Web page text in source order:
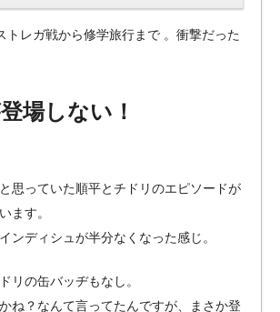
トレガ戦から修学旅行まで 。衝撃だった
場しない！
思っていた順平とチドリのエピソードが
ます。
ンディシュが半分なくなった感じ。
リの缶バッヂもなし。
ね？なんて言ってたんですが、まさか登